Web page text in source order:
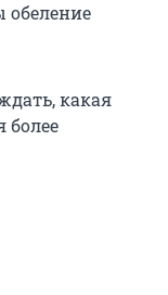
какая
более